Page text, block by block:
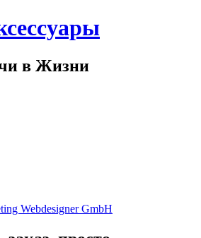
в Жизни
Webdesigner GmbH